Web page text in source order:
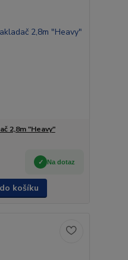
2,8m "Heavy"
Na dotaz
košíku